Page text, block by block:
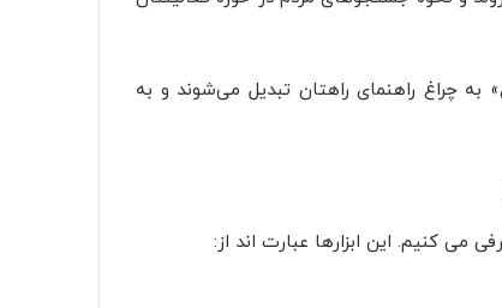
به چراغ راهنمای راهتان تبدیل می‌شوند و به
می کنیم. این ابزارها عبارت اند از: